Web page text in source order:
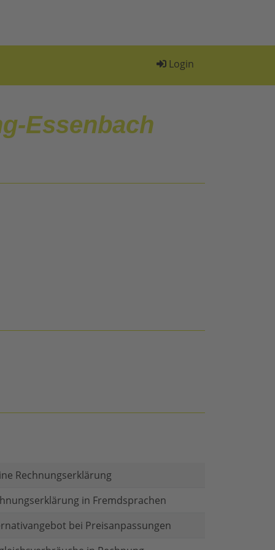
Login
Essenbach
Rechnungserklärung
in Fremdsprachen
bei Preisanpassungen